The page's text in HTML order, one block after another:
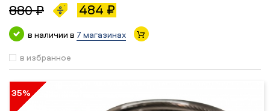
880 ₽ 484 ₽
в наличии в 7 магазинах
в избранное
35%